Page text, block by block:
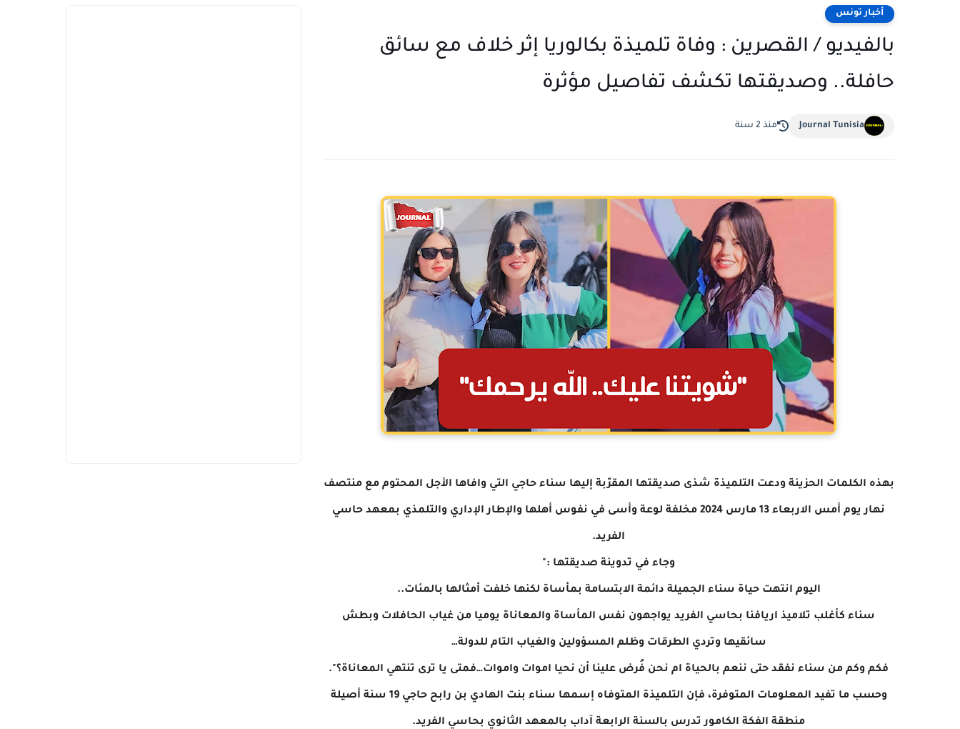
أخبار تونس
بالفيديو / القصرين : وفاة تلميذة بكالوريا إثر خلاف مع سائق
حافلة.. وصديقتها تكشف تفاصيل مؤثرة
Journal Tunisia منذ 2 سنة
بهذه الكلمات الحزينة ودعت التلميذة شذى صديقتها المقرّبة إليها سناء حاجي التي وافاها الأجل المحتوم مع منتصف
نهار يوم أمس الاربعاء 13 مارس 2024 مخلفة لوعة وأسى في نفوس أهلها والإطار الإداري والتلمذي بمعهد حاسي
الفريد.
وجاء في تدوينة صديقتها :"
اليوم انتهت حياة سناء الجميلة دائمة الابتسامة بمأساة لكنها خلفت أمثالها بالمئات..
سناء كأغلب تلاميذ اريافنا بحاسي الفريد يواجهون نفس المأساة والمعاناة يوميا من غياب الحافلات وبطش
سائقيها وتردي الطرقات وظلم المسؤولين والغياب التام للدولة…
فكم وكم من سناء نفقد حتى ننعم بالحياة ام نحن فُرض علينا أن نحيا اموات واموات…فمتى يا ترى تنتهي المعاناة؟".
وحسب ما تفيد المعلومات المتوفرة، فإن التلميذة المتوفاه إسمها سناء بنت الهادي بن رابح حاجي 19 سنة أصيلة
منطقة الفكة الكامور تدرس بالسنة الرابعة آداب بالمعهد الثانوي بحاسي الفريد.